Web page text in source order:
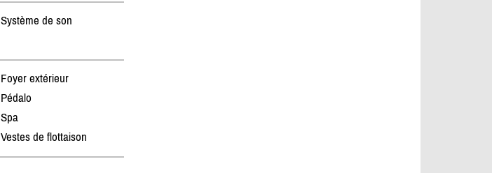
Système de son
Foyer extérieur
Pédalo
Spa
Vestes de flottaison